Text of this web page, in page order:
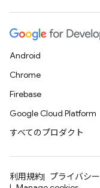
Android
Chrome
Firebase
Google Cloud Platform
すべてのプロダクト
利用規約 プライバシー